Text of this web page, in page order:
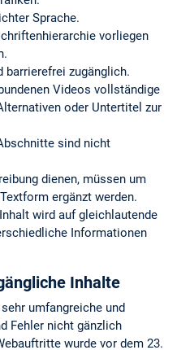
Sprache.
vorliegen
barrierefrei zugänglich.
Videos vollständige
oder Untertitel zur
sind nicht
dienen, müssen um
ergänzt werden.
wird auf gleichlautende
Informationen
Inhalte
umfangreiche und
Fehler nicht gänzlich
wurde vor dem 23.